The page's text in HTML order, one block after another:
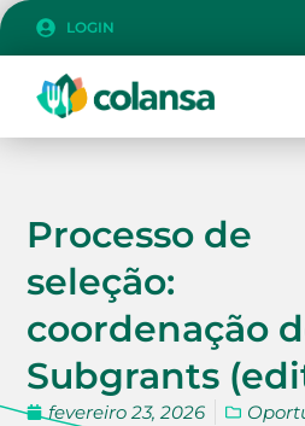
LOGIN
Processo de
seleção:
coordenação
Subgrants
fevereiro 23, 2026